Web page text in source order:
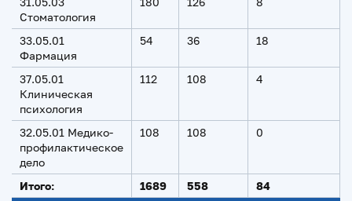
Стоматология
33.05.01
Фармация
54 36 18
37.05.01
Клиническая
психология
112 108 4
32.05.01 Медико-
профилактическое
дело
108 108 0
Итого: 1689 558 84